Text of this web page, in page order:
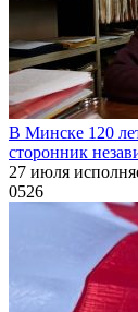
В Минске 120
сторонник
27 июля
0526